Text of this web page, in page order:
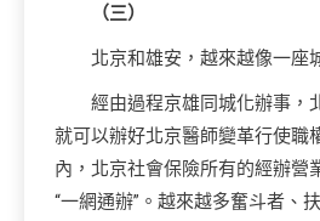
（三）
北京和雄安，越來越像一座
經由過程京雄同城化辦事，
就可以辦好北京醫師變革行使職
內，北京社會保險所有的經辦營
“一網通辦”。越來越多奮斗者、